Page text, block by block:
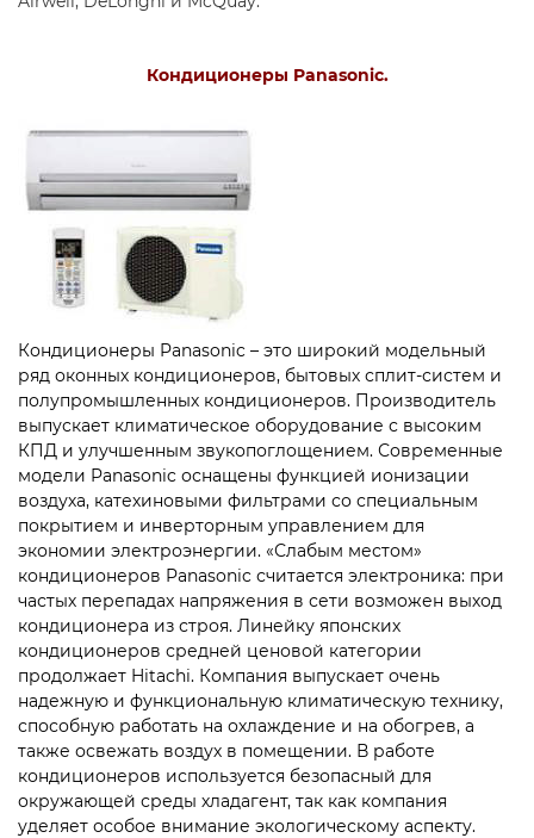
Кондиционеры Panasonic.
Кондиционеры Panasonic – это широкий модельный
ряд оконных кондиционеров, бытовых сплит-систем и
полупромышленных кондиционеров. Производитель
выпускает климатическое оборудование с высоким
КПД и улучшенным звукопоглощением. Современные
модели Panasonic оснащены функцией ионизации
воздуха, катехиновыми фильтрами со специальным
покрытием и инверторным управлением для
экономии электроэнергии. «Слабым местом»
кондиционеров Panasonic считается электроника: при
частых перепадах напряжения в сети возможен выход
кондиционера из строя. Линейку японских
кондиционеров средней ценовой категории
продолжает Hitachi. Компания выпускает очень
надежную и функциональную климатическую технику,
способную работать на охлаждение и на обогрев, а
также освежать воздух в помещении. В работе
кондиционеров используется безопасный для
окружающей среды хладагент, так как компания
уделяет особое внимание экологическому аспекту.